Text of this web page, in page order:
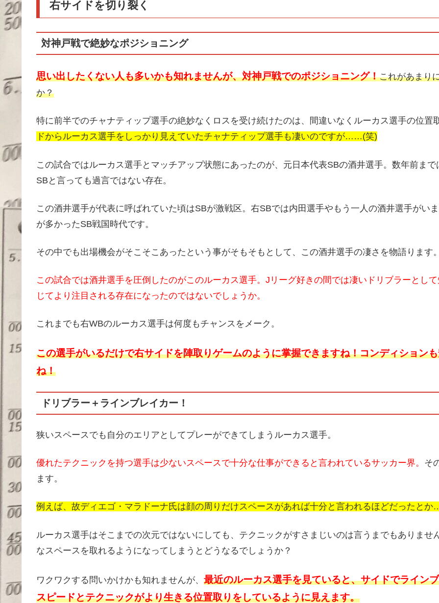
右サイドを切り裂く
対神戸戦で絶妙なポジショニング
思い出したくない人も多いかも知れませんが、対神戸戦でのポジショニング！これがあまり
か？
特に前半でのチャナティップ選手の絶妙なくロスを受け続けたのは、間違いなくルーカス選手の位置
ドからルーカス選手をしっかり見えていたチャナティップ選手も凄いのですが……(笑)
この試合ではルーカス選手とマッチアップ状態にあったのが、元日本代表SBの酒井選手。数年前ま
SBと言っても過言ではない存在。
この酒井選手が代表に呼ばれていた頃はSBが激戦区。右SBでは内田選手やもう一人の酒井選手がい
が多かったSB戦国時代です。
その中でも出場機会がそこそこあったという事がそもそもとして、この酒井選手の凄さを物語ります
この試合では酒井選手を圧倒したのがこのルーカス選手。Jリーグ好きの間では凄いドリブラーとし
じてより注目される存在になったのではないでしょうか。
これまでも右WBのルーカス選手は何度もチャンスをメーク。
この選手がいるだけで右サイドを陣取りゲームのように掌握できますね！コンディション
ね！
ドリブラー＋ラインブレイカー！
狭いスペースでも自分のエリアとしてプレーができてしまうルーカス選手。
優れたテクニックを持つ選手は少ないスペースで十分な仕事ができると言われているサッカー界。 そ
ます。
例えば、故ディエゴ・マラドーナ氏は顔の周りだけスペースがあれば十分と言われるほどだったと
ルーカス選手はそこまでの次元ではないにしても、テクニックがすさまじいのは言うまでもありま
なスペースを取れるようになってしまうとどうなるでしょうか？
ワクワクする問いかけかも知れませんが、 最近のルーカス選手を見ていると、サイドでライン
スピードとテクニックがより生きる位置取りをしているように見えます。